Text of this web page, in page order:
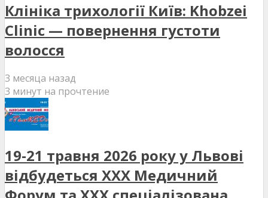
Клініка трихології Київ: Khobzei
Clinic — повернення густоти
волосся
3 месяца назад
3 минут на прочтение
19-21 травня 2026 року у Львові
відбудеться XXX Медичний